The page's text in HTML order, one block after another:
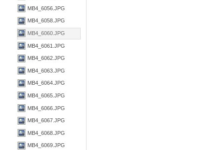
MB4_6056.JPG
MB4_6058.JPG
MB4_6060.JPG
MB4_6061.JPG
MB4_6062.JPG
MB4_6063.JPG
MB4_6064.JPG
MB4_6065.JPG
MB4_6066.JPG
MB4_6067.JPG
MB4_6068.JPG
MB4_6069.JPG